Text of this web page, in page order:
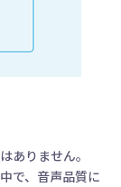
ありません。
で、音声品質に